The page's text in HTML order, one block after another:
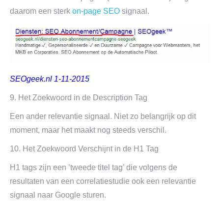
daarom een sterk on-page SEO signaal.
SEOgeek.nl 1-11-2015
9. Het Zoekwoord in de Description Tag
Een ander relevantie signaal. Niet zo belangrijk op dit
moment, maar het maakt nog steeds verschil.
10. Het Zoekwoord Verschijnt in de H1 Tag
H1 tags zijn een ’tweede titel tag’ die volgens de
resultaten van een correlatiestudie ook een relevantie
signaal naar Google sturen.